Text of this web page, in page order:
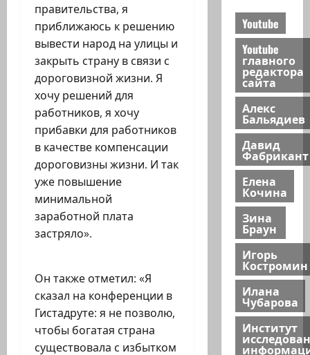
правительства, я
приближаюсь к решению
вывести народ на улицы и
закрыть страну в связи с
дороговизной жизни. Я
хочу решений для
работников, я хочу
прибавки для работников
в качестве компенсации
дороговизны жизни. И так
уже повышение
минимальной
заработной плата
застряло».
Он также отметил: «Я
сказал на конференции в
Гистадруте: я не позволю,
чтобы богатая страна
существовала с избытком
Youtube
Youtube
главного
редактора
сайта
Алекс
Бальядиев
Давид
Фабрикант
Елена
Кочина
Зина
Браун
Игорь
Костромин
Илана
Чубарова
Институт